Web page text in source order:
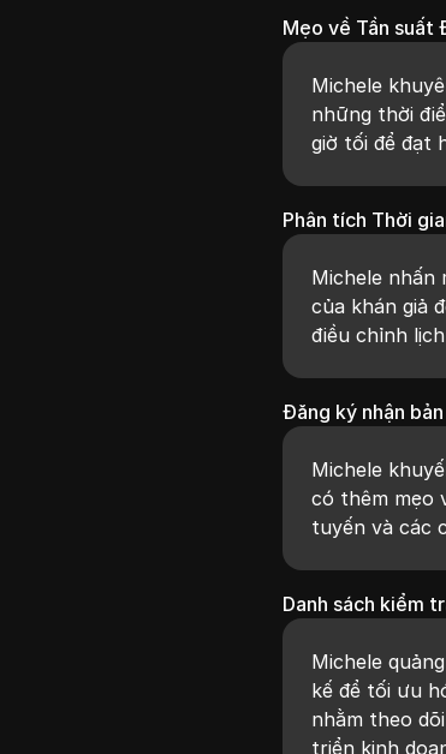
Mẹo về Tần suất
Michele
những thời
giờ tối để đạt
Phân tích Thời
Michele nhấn
của khán giả
điều chỉnh
Đăng ký nhận
Michele
có thêm mẹo
tuyến và các
Danh sách kiểm
Michele
kế để tối ưu
nhằm theo
triển kinh